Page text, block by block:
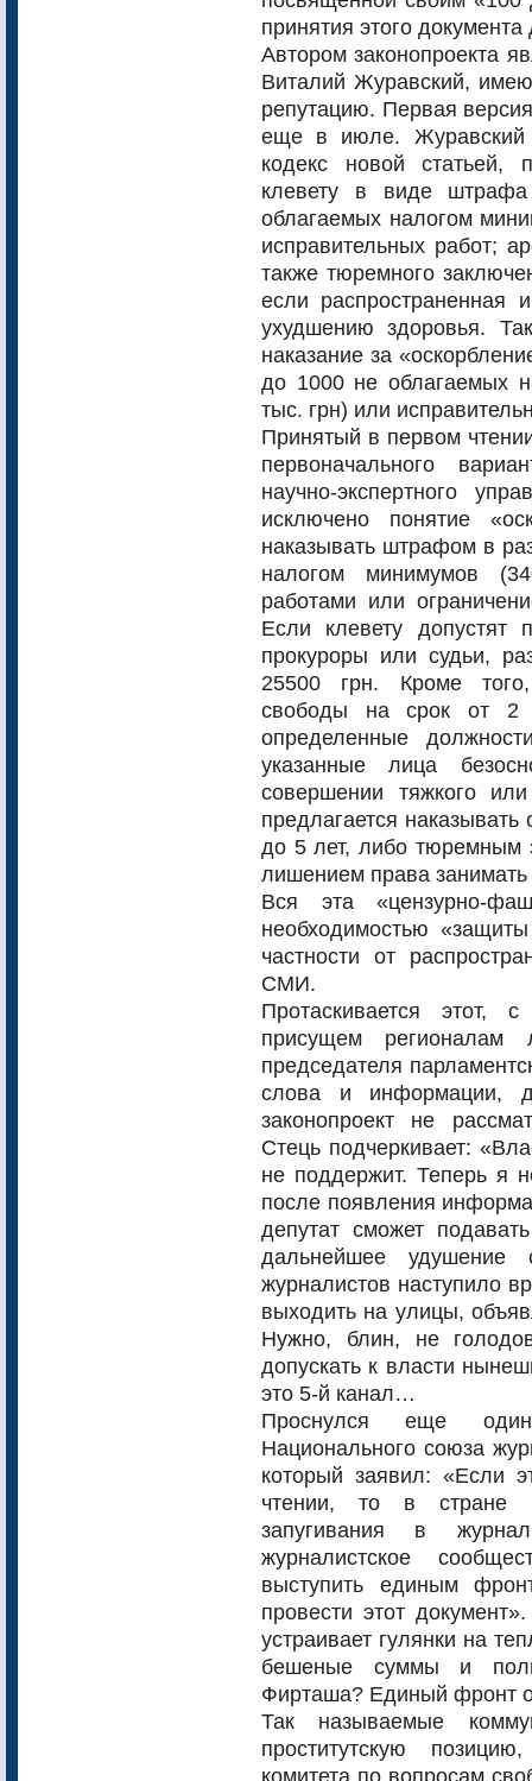
принятия этого
Автором законопроекта
Виталий Журавский,
репутацию. Первая
еще в июле. Журавский
кодекс новой статьей,
клевету в виде
облагаемых налогом
исправительных работ;
также тюремного
если распространенная
ухудшению здоровья.
наказание за
до 1000 не облагаемых
тыс. грн) или
Принятый в первом
первоначального
научно-экспертного
исключено понятие
наказывать штрафом в
налогом минимумов
работами или
Если клевету допустят
прокуроры или судьи,
25500 грн. Кроме того,
свободы на срок от 2
определенные
указанные лица
совершении тяжкого
предлагается
до 5 лет, либо тюремным
лишением права занимать
Вся эта «цензурно-
необходимостью
частности от
СМИ.
Протаскивается этот,
присущем регионалам
председателя
слова и информации,
законопроект не
Стець подчеркивает:
не поддержит. Теперь я
после появления
депутат сможет
дальнейшее
журналистов наступило
выходить на улицы,
Нужно, блин, не
допускать к власти
это 5-й канал…
Проснулся еще
Национального союза
который заявил: «Если
чтении, то в стране
запугивания в
журналистское
выступить единым
провести этот
устраивает гулянки на
бешеные суммы и
Фирташа? Единый фронт
Так называемые
проститутскую
комитета по вопросам